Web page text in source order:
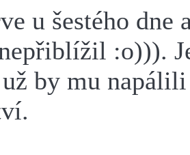
u šestého dne
:o))).
by mu napálili